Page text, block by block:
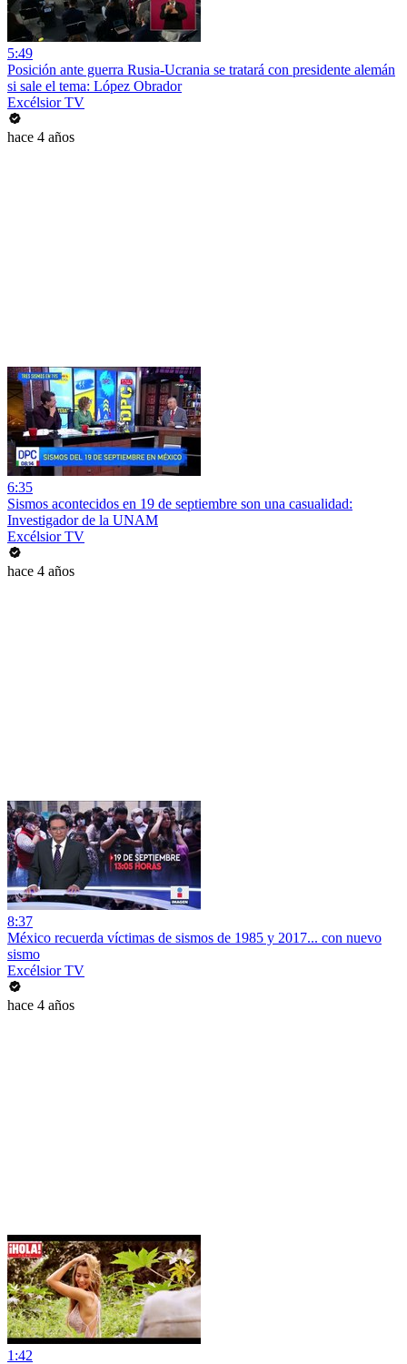
5:49
Posición ante guerra Rusia-Ucrania se tratará con presidente alemán
si sale el tema: López Obrador
Excélsior TV
hace 4 años
6:35
Sismos acontecidos en 19 de septiembre son una casualidad:
Investigador de la UNAM
Excélsior TV
hace 4 años
8:37
México recuerda víctimas de sismos de 1985 y 2017... con nuevo
sismo
Excélsior TV
hace 4 años
1:42